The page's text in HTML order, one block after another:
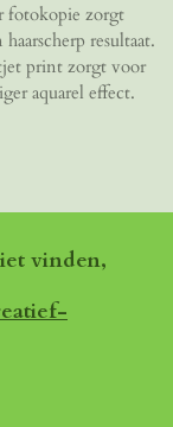
fotokopie zorgt
resultaat.
print zorgt voor
aquarel effect.
vinden,